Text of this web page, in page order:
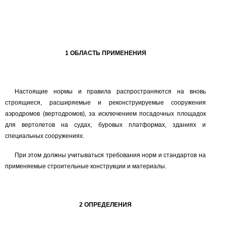
1ОБЛАСТЬ ПРИМЕНЕНИЯ
Настоящие нормы и правила распространяются на вновь
строящиеся, расширяемые и реконструируемые сооружения
аэродромов (вертодромов), за исключением посадочных площадок
для вертолетов на судах, буровых платформах, зданиях и
специальных сооружениях.
При этом должны учитываться требования норм и стандартов на
применяемые строительные конструкции и материалы.
2 ОПРЕДЕЛЕНИЯ